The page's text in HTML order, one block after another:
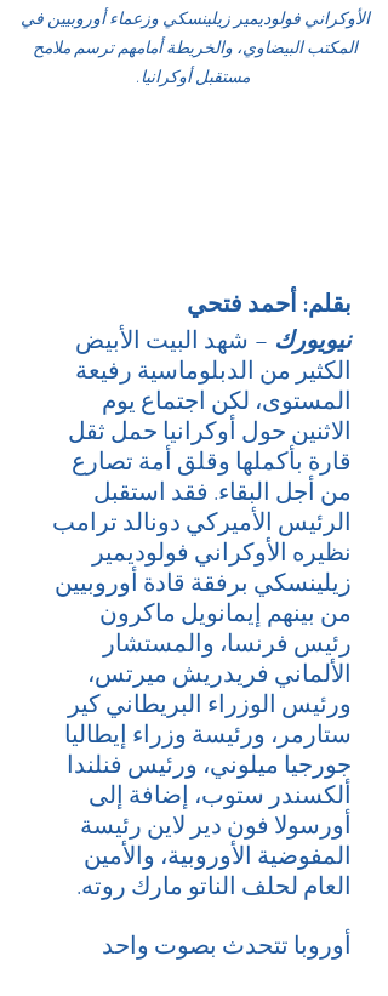
الأوكراني فولوديمير زيلينسكي وزعماء أوروبيين في
المكتب البيضاوي، والخريطة أمامهم ترسم ملامح
مستقبل أوكرانيا.
بقلم: أحمد فتحي
نيويورك – شهد البيت الأبيض
الكثير من الدبلوماسية رفيعة
المستوى، لكن اجتماع يوم
الاثنين حول أوكرانيا حمل ثقل
قارة بأكملها وقلق أمة تصارع
من أجل البقاء. فقد استقبل
الرئيس الأميركي دونالد ترامب
نظيره الأوكراني فولوديمير
زيلينسكي برفقة قادة أوروبيين
من بينهم إيمانويل ماكرون
رئيس فرنسا، والمستشار
الألماني فريدريش ميرتس،
ورئيس الوزراء البريطاني كير
ستارمر، ورئيسة وزراء إيطاليا
جورجيا ميلوني، ورئيس فنلندا
ألكسندر ستوب، إضافة إلى
أورسولا فون دير لاين رئيسة
المفوضية الأوروبية، والأمين
العام لحلف الناتو مارك روته.
أوروبا تتحدث بصوت واحد